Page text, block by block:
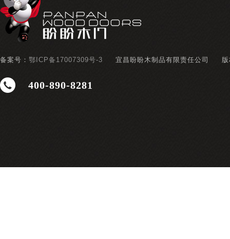
备案号： 鄂ICP备17007309号-3 宜昌盼盼木制品有限责任公司
400-890-8281